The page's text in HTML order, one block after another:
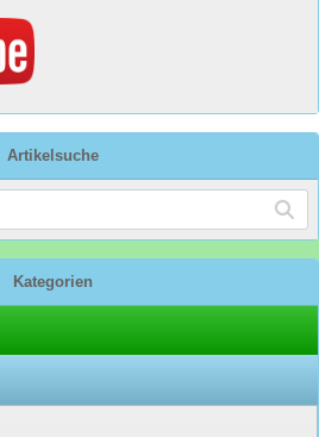
Artikelsuche
Kategorien